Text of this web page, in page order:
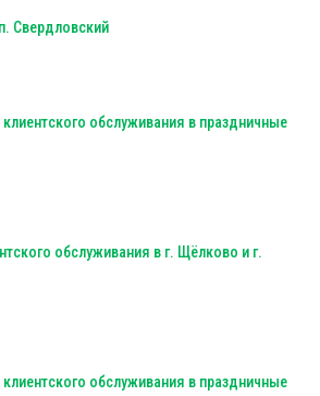
Свердловский
обслуживания в праздничные
обслуживания в г. Щёлково и г.
обслуживания в праздничные